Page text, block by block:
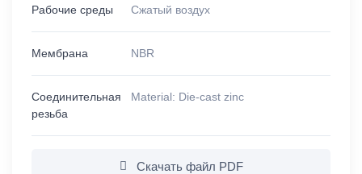
Рабочие среды Сжатый воздух
Мембрана NBR
Соединительная
резьба
Material: Die-cast zinc
Скачать файл PDF